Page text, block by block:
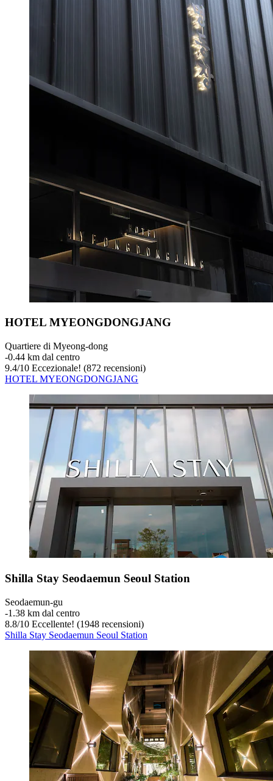
HOTEL MYEONGDONGJANG
Quartiere di Myeong-dong
‐0.44 km dal centro
9.4/10 Eccezionale! (872 recensioni)
HOTEL MYEONGDONGJANG
Shilla Stay Seodaemun Seoul Station
Seodaemun-gu
‐1.38 km dal centro
8.8/10 Eccellente! (1948 recensioni)
Shilla Stay Seodaemun Seoul Station